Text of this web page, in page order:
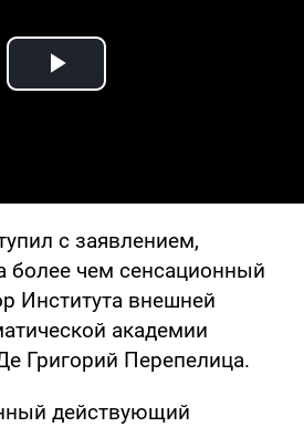
Play Video
с заявлением,
более чем сенсационный
Института внешней
академии
Григорий Перепелица.
действующий